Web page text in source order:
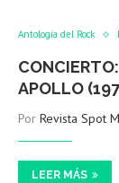
Antología del Rock
APOLLO
Por Revista Spot
LEER MÁS